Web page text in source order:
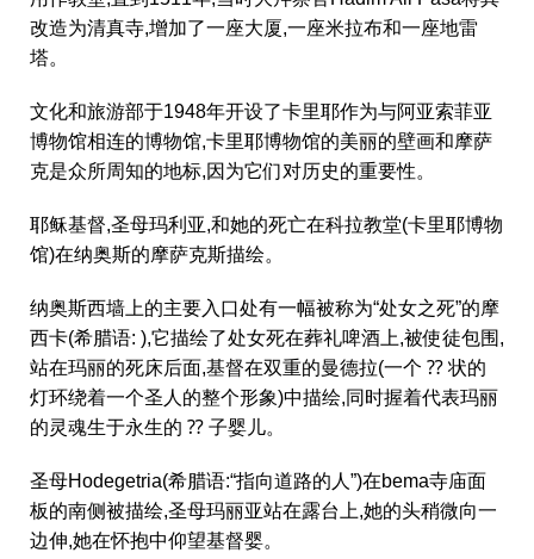
改造为清真寺,增加了一座大厦,一座米拉布和一座地雷
塔。
文化和旅游部于1948年开设了卡里耶作为与阿亚索菲亚
博物馆相连的博物馆,卡里耶博物馆的美丽的壁画和摩萨
克是众所周知的地标,因为它们对历史的重要性。
耶稣基督,圣母玛利亚,和她的死亡在科拉教堂(卡里耶博物
馆)在纳奥斯的摩萨克斯描绘。
纳奥斯西墙上的主要入口处有一幅被称为“处女之死”的摩
西卡(希腊语: ),它描绘了处女死在葬礼啤酒上,被使徒包围,
站在玛丽的死床后面,基督在双重的曼德拉(一个 ⁇ 状的
灯环绕着一个圣人的整个形象)中描绘,同时握着代表玛丽
的灵魂生于永生的 ⁇ 子婴儿。
圣母Hodegetria(希腊语:“指向道路的人”)在bema寺庙面
板的南侧被描绘,圣母玛丽亚站在露台上,她的头稍微向一
边伸,她在怀抱中仰望基督婴。